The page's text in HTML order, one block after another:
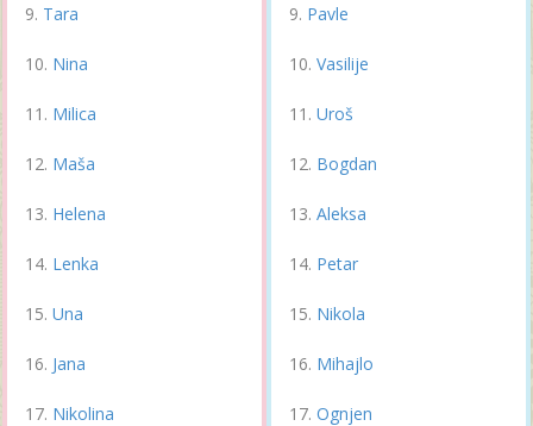
Tara
Nina
Milica
Maša
Helena
Lenka
Una
Jana
Nikolina
Pavle
Vasilije
Uroš
Bogdan
Aleksa
Petar
Nikola
Mihajlo
Ognjen